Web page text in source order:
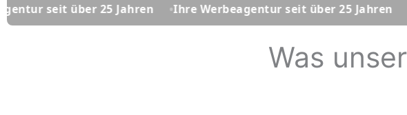
über 25 Jahren Ihre Werbeagentur seit über 25 Jahren Ihre
Was